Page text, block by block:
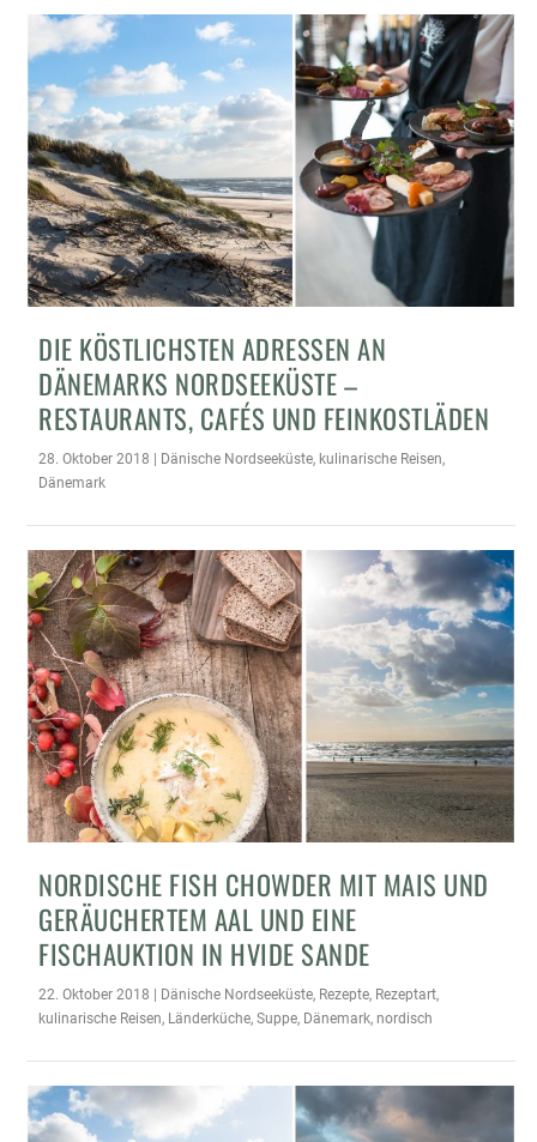
DIE KÖSTLICHSTEN ADRESSEN AN
DÄNEMARKS NORDSEEKÜSTE –
RESTAURANTS, CAFÉS UND FEINKOSTLÄDEN
28. Oktober 2018 | Dänische Nordseeküste, kulinarische Reisen,
Dänemark
NORDISCHE FISH CHOWDER MIT MAIS UND
GERÄUCHERTEM AAL UND EINE
FISCHAUKTION IN HVIDE SANDE
22. Oktober 2018 | Dänische Nordseeküste, Rezepte, Rezeptart,
kulinarische Reisen, Länderküche,Suppe, Dänemark, nordisch